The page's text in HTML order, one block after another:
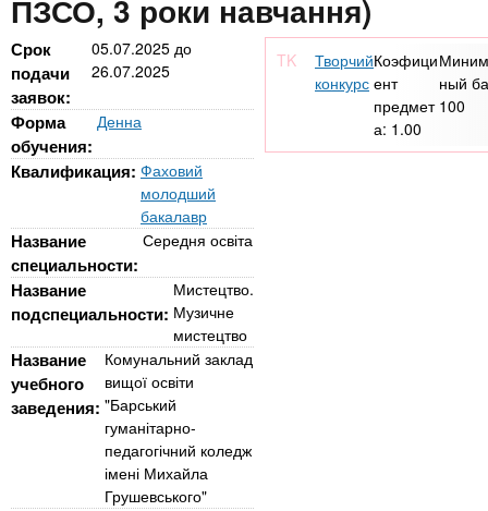
r
i
e
n
t
s
.
i
в
ч
а
л
ь
н
х
з
а
к
л
а
д
Курси
MBA
Онлайн курси
За кордоном
ПЗСО, 3 роки навчання)
Срок
подачи
заявок:
05.07.2025 до
26.07.2025
Форма
обучения:
Денна
Квалификация: Фаховий
молодший
бакалавр
Название
специальности:
Середня освіта
Название
подспециальности:
Мистецтво.
Музичне
мистецтво
Название
учебного
заведения:
Комунальний заклад
вищої освіти
"Барський
гуманітарно-
педагогічний коледж
імені Михайла
Грушевського"
Творчий
конкурс
Коэфици
ент
предмет
а: 1.00
ный
100